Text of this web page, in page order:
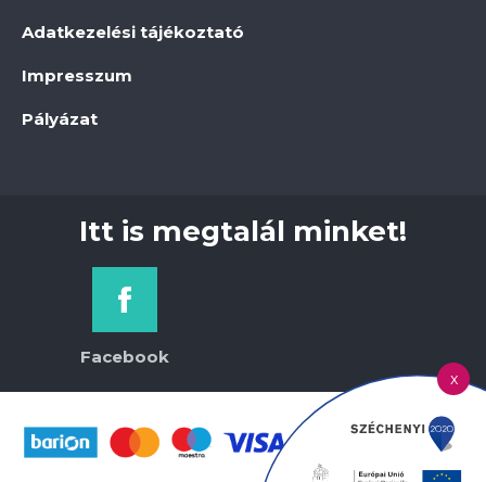
Adatkezelési tájékoztató
Impresszum
Pályázat
Itt is megtalál minket!
Facebook
x